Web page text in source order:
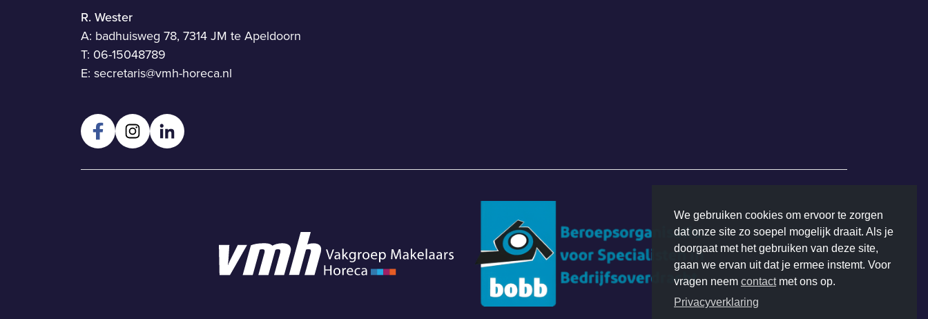
R. Wester
A: badhuisweg 78, 7314 JM te Apeldoorn
T: 06-15048789
E: secretaris@vmh-horeca.nl
We gebruiken cookies om ervoor te zorgen
dat onze site zo soepel mogelijk draait. Als je
doorgaat met het gebruiken van deze site,
gaan we ervan uit dat je ermee instemt. Voor
vragen neem contactmet ons op.
Privacyverklaring